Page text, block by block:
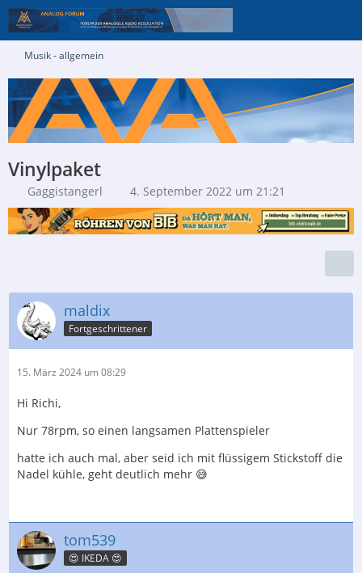
Musik - allgemein
Vinylpaket
Gaggistangerl 4. September 2022 um 21:21
maldix
Fortgeschrittener
15. März 2024 um 08:29
Hi Richi,
Nur 78rpm, so einen langsamen Plattenspieler
hatte ich auch mal, aber seid ich mit flüssigem Stickstoff die
Nadel kühle, geht deutlich mehr 😅
tom539
😍 IKEDA 😍